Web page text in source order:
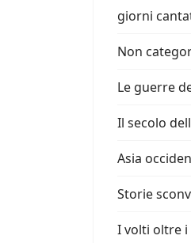
giorni
Non
Le guerre
Il secolo
Asia
Storie
I volti oltre